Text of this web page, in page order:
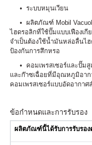
• ระบบหมุนเวียน
• ผลิตภัณฑ์ Mobil
ไฮดรอลิกที่ใช้ปั๊มแบบเฟืองเ
จำเป็นต้องใช้น้ำมันหล่อลื่น
ป้องกันการสึกหรอ
• คอมเพรสเซอร์และปั๊มสู
และก๊าซเฉื่อยที่มีอุณหภูมิอาก
คอมเพรสเซอร์แบบอัดอากาศ
ข้อกำหนดและการรับรอง
ผลิตภัณฑ์นี้ได้รับการรับรอง